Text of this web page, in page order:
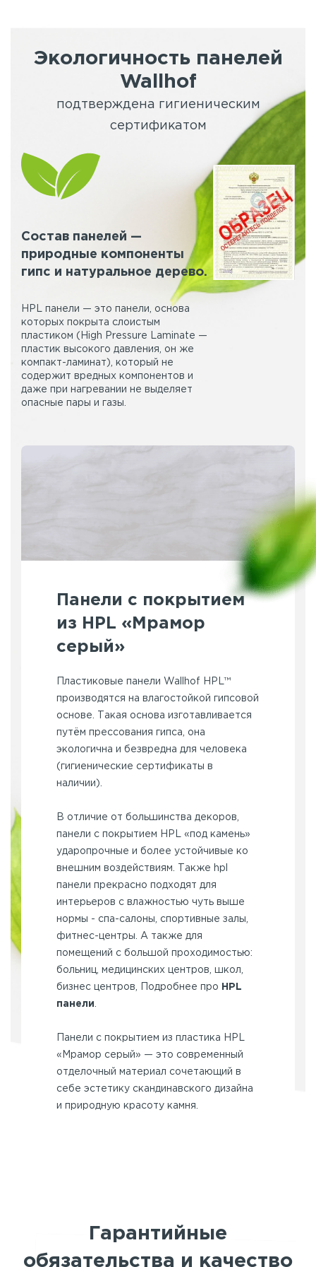
Экологичность панелей
Wallhof
подтверждена гигиеническим
сертификатом
Состав панелей —
природные компоненты
гипс и натуральное дерево.
HPL панели — это панели, основа
которых покрыта слоистым
пластиком (High Pressure Laminate —
пластик высокого давления, он же
компакт-ламинат), который не
содержит вредных компонентов и
даже при нагревании не выделяет
опасные пары и газы.
Панели с покрытием
из HPL «Мрамор
серый»
Пластиковые панели Wallhof HPL™
производятся на влагостойкой гипсовой
основе. Такая основа изготавливается
путём прессования гипса, она
экологична и безвредна для человека
(гигиенические сертификаты в
наличии).
В отличие от большинства декоров,
панели с покрытием HPL «под камень»
ударопрочные и более устойчивые ко
внешним воздействиям. Также hpl
панели прекрасно подходят для
интерьеров с влажностью чуть выше
нормы - спа-салоны, спортивные залы,
фитнес-центры. А также для
помещений с большой проходимостью:
больниц, медицинских центров, школ,
бизнес центров, Подробнее про
HPL
панели
Панели с покрытием из пластика HPL
«Мрамор серый» — это современный
отделочный материал сочетающий в
себе эстетику скандинавского дизайна
и природную красоту камня.
Гарантийные
обязательства и качество